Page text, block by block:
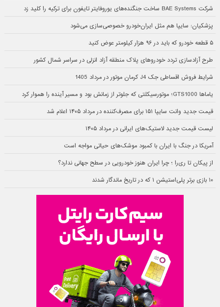
شرکت BAE Systems ساخت جنگنده‌های یوروفایتر تایفون برای ترکیه را کلید زد
پزشکیان: سایپا هم مثل ایران‌خودرو خصوصی‌سازی می‌شود
۵ قطعه خودرو که باید در ۹۶ هزار کیلومتر عوض کنید
طرح آزادسازی تردد خودروهای پلاک منطقه آزاد انزلی در سراسر شمال کشور
شرایط فروش اقساطی جک J4 کرمان موتور در مرداد 1405
یاماها GTS1000؛ موتورسیکلتی که جلوتر از زمانش بود و مسیر آینده را هموار کرد
قیمت جدید وانت سایپا ۱۵۱ برای مصرف‌کننده در مرداد ۱۴۰۵ اعلام شد
لیست قیمت جدید لاستیک‌های ایرانی در مرداد ۱۴۰۵
آمریکا در جنگ با ایران با کمبود موشک‌های حیاتی مواجه است
از پیکان تا ری‌را ؛ چرا ایران هنوز خودرویی در سطح جهانی ندارد؟
۱۰ بازی برتر پلی‌استیشن ۱ که در تاریخ ماندگار شدند